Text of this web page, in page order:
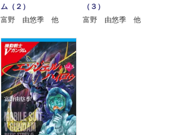
ム（２）
富野 由悠季 他
（３）
富野 由悠季 他